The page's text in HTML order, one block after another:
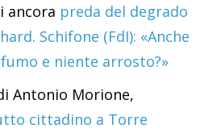
ancora preda del degrado
Schifone (FdI): «Anche
e niente arrosto?»
Antonio Morione,
cittadino a Torre